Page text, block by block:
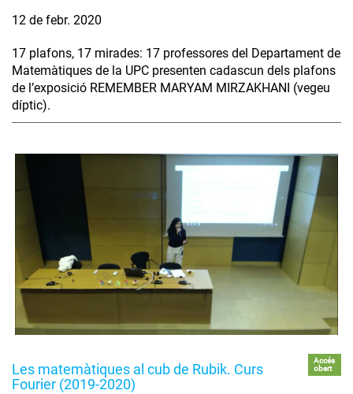
12 de febr. 2020
17 plafons, 17 mirades: 17 professores del Departament de
Matemàtiques de la UPC presenten cadascun dels plafons
de l’exposició REMEMBER MARYAM MIRZAKHANI (vegeu
díptic).
Les matemàtiques al cub de Rubik. Curs
Fourier (2019-2020)
Accés
obert